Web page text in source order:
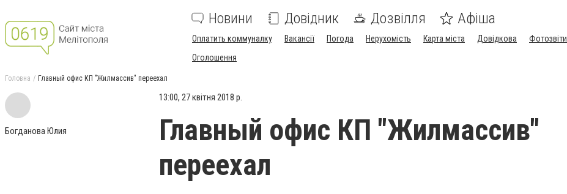
Новини Довідник Дозвілля Афіша
Оплатить коммуналку Вакансії Погода Нерухомість Карта міста Довідкова Фотозвіти
Оголошення
Головна Главный офис КП "Жилмассив" переехал
Богданова Юлия
13:00, 27 квітня 2018 р.
Главный офис КП "Жилмассив"
переехал